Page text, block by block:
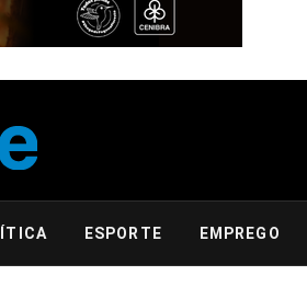
ESPORTE EMPREGO